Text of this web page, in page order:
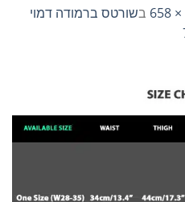
בשורטס ברמודה דמוי